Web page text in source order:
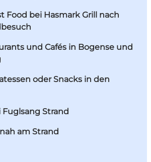
Food bei Hasmark Grill nach
und Cafés in Bogense und
oder Snacks in den
Fuglsang Strand
am Strand